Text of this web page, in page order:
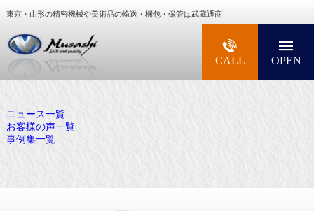
東京・山形の精密機械や美術品の輸送・梱包・保管は武蔵通商
大型精密機械・美術品・高級楽器の梱包・輸送
CALL OPEN
ニュース一覧
お客様の声一覧
事例集一覧